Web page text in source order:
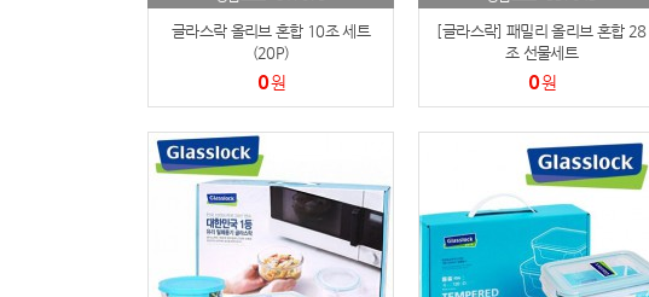
16 쿠션
노트
20 구급
글라스락 올리브 혼합 10조 세트
(20P)
0원
[글라스락] 패밀리 올리브 혼합 28
조 선물세트
0원